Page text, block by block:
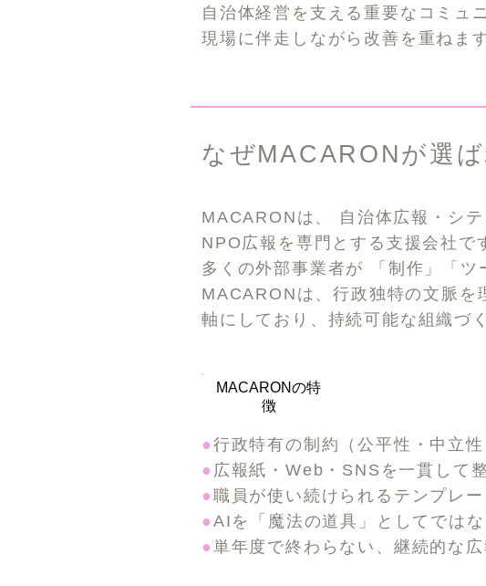
自治体経営を支える重要なコミュ
現場に伴走しながら改善を重ねます
なぜMACARONが選
MACARONは、 自治体広報・シテ
NPO広報を専門とする支援会社で
多くの外部事業者が 「制作」「ツ
MACARONは、行政独特の文脈を
軸にしており、 持続可能な組織づ
MACARONの特
徴
●行政特有の制約（公平性・中立
● 広報紙・Web・SNSを一貫して
●職員が使い続けられるテンプレ
●AIを「魔法の道具」としてでは
●単年度で終わらない、継続的な広